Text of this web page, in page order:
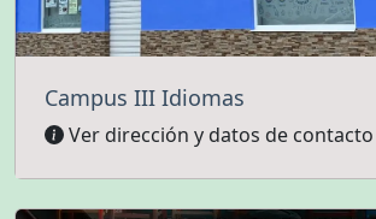
Campus III Idiomas
Ver dirección y datos de contacto